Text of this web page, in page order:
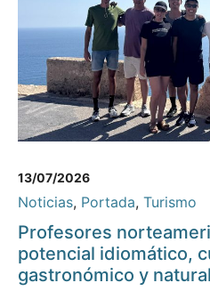
13/07/2026
Noticias, Portada, Turismo
Profesores
potencial idiomático,
gastronómico y